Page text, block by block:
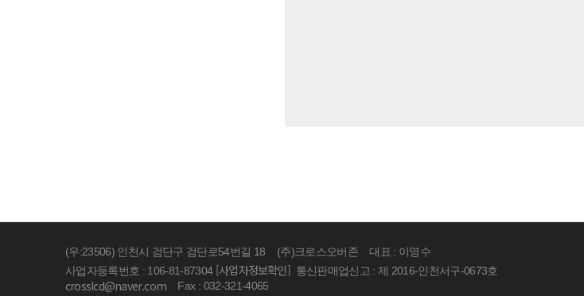
(우:23506) 인천시 검단구 검단로54번길 18 (주)크로스오버존
대표 : 이영수
사업자등록번호 : 106-81-87304 [사업자정보확인] 통신판매업신고 : 제 2016-인천서구-0673호
crosslcd@naver.com Fax : 032-321-4065